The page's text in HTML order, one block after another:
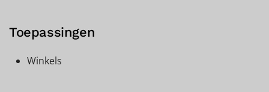
Toepassingen
Winkels